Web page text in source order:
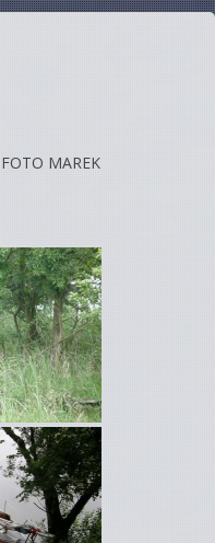
MAREK